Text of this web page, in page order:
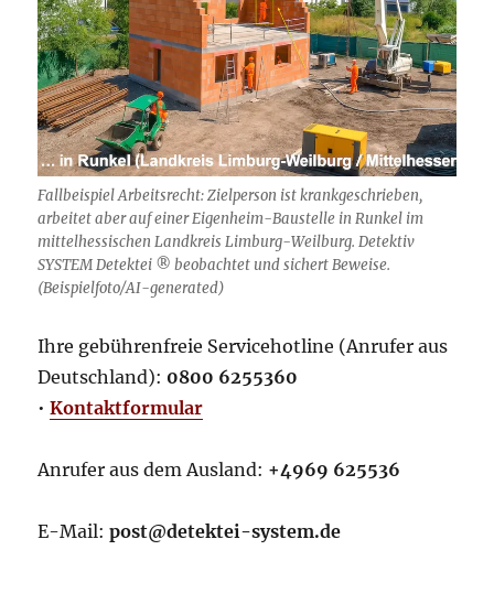
Fallbeispiel Arbeitsrecht: Zielperson ist krankgeschrieben,
arbeitet aber auf einer Eigenheim-Baustelle in Runkel im
mittelhessischen Landkreis Limburg-Weilburg. Detektiv
SYSTEM Detektei ® beobachtet und sichert Beweise.
(Beispielfoto/AI-generated)
Ihre gebührenfreie Servicehotline (Anrufer aus
Deutschland): 0800 6255360
•Kontaktformular
Anrufer aus dem Ausland: +4969 625536
E-Mail:post@detektei-system.de